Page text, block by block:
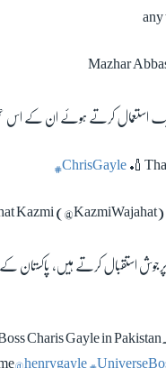
any
استعمال کرتے ہوئے ان کے اس عمل
#ChrisGayle🏏
استقبال کرتے ہیں، پاکستان
Charis Gayle in
@henrygayle